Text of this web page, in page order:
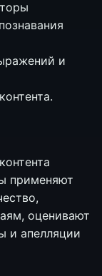
и
применяют
оценивают
и апелляции